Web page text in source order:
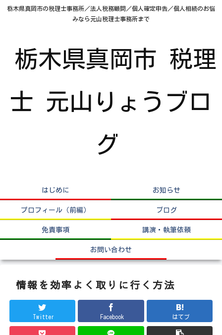
栃木県真岡市の税理士事務所／法人税務顧問／個人確定申告／個人相続のお悩
みなら元山税理士事務所まで
栃木県真岡市 税理
士 元山りょうブロ
グ
はじめに お知らせ
プロフィール（前編） ブログ
免責事項 講演・執筆依頼
お問い合わせ
情報を効率よく取りに行く方法
Twitter Facebook はてブ